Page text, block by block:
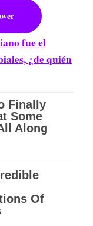
fue el
¿de quién